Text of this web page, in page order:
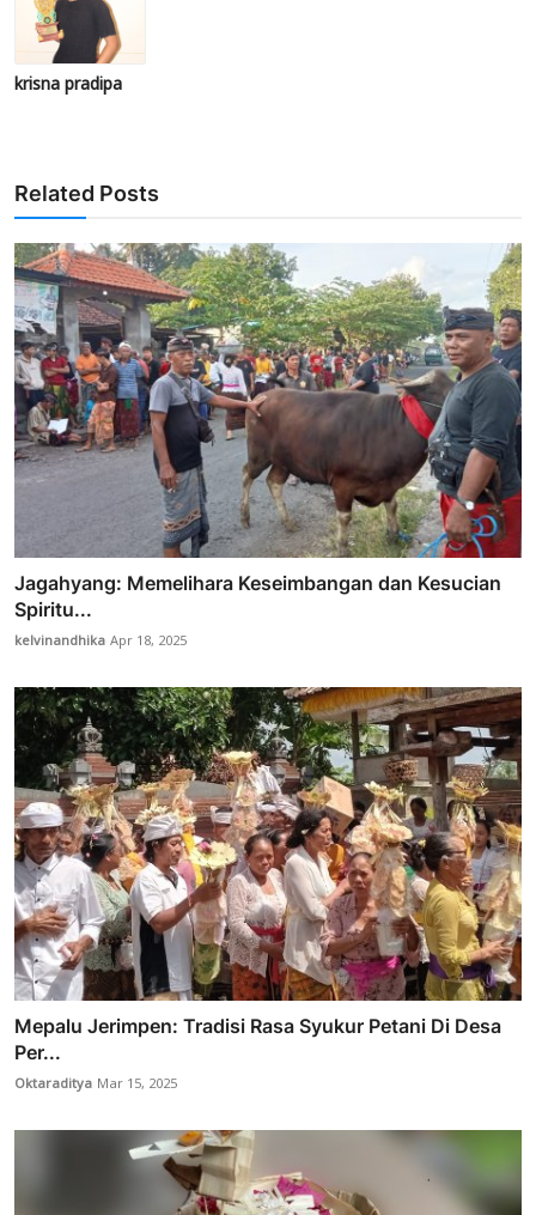
krisna pradipa
Related Posts
Jagahyang: Memelihara Keseimbangan dan Kesucian
Spiritu...
kelvinandhikaApr 18, 2025
Mepalu Jerimpen: Tradisi Rasa Syukur Petani Di Desa
Per...
Oktaraditya Mar 15, 2025